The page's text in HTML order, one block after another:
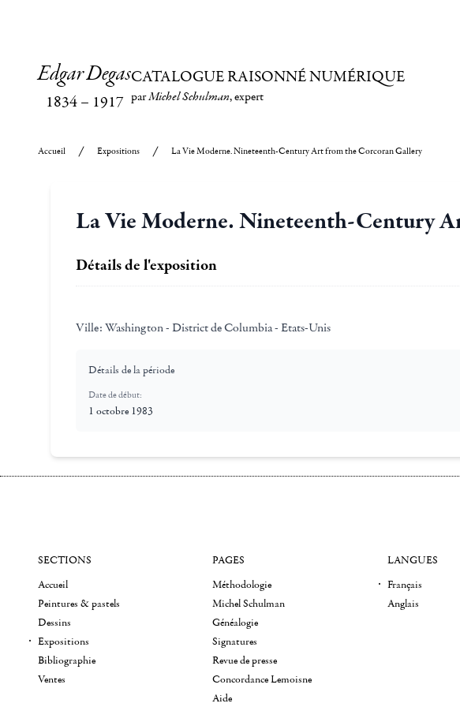
Edgar Degas
1834– 1917
CATALOGUE RAISONNÉ NUMÉRIQUE
parMichel Schulman, expert
Accueil Expositions La Vie Moderne. Nineteenth-Century Art from the Corcoran Gallery
La Vie Moderne. Nineteenth-Century
Détails de l'exposition
Ville: Washington - District de Columbia - Etats-Unis
Détails de la période
Date de début:
1 octobre 1983
SECTIONS
Accueil
Peintures & pastels
Dessins
Expositions
Bibliographie
Ventes
PAGES
Méthodologie
Michel Schulman
Généalogie
Signatures
Revue de presse
Concordance Lemoisne
Aide
LANGUES
Français
Anglais